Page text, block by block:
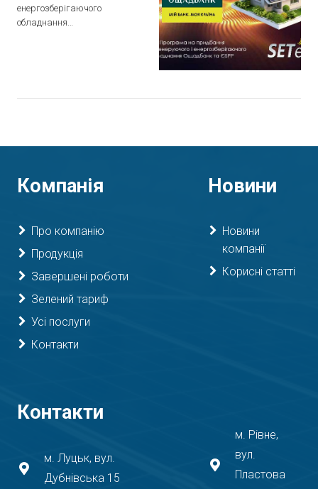
енергозберігаючого
обладнання…
Компанія
Про компанію
Продукція
Завершені роботи
Зелений тариф
Усі послуги
Контакти
Новини
Новини
компанії
Корисні статті
Контакти
м. Луцьк, вул.
Дубнівська 15
м. Рівне,
вул.
Пластова